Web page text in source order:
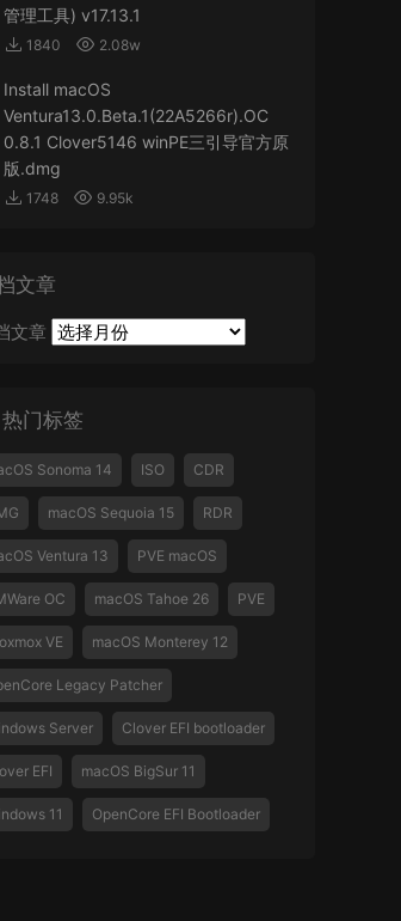
管理工具) v17.13.1
1840 2.08w
Install macOS
Ventura13.0.Beta.1(22A5266r).OC
0.8.1 Clover5146 winPE三引导官方原
版.dmg
1748 9.95k
文章
文章
热门标签
Sonoma 14 ISO CDR
macOS Sequoia 15 RDR
Ventura 13 PVE macOS
OC macOS Tahoe 26 PVE
VE macOS Monterey 12
Legacy Patcher
Server Clover EFI bootloader
EFI macOS BigSur 11
11 OpenCore EFI Bootloader